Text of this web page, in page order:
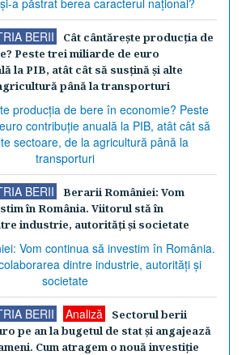
BERII
Cât cântăreşte producţia de
Peste trei miliarde de euro
la PIB, atât cât să susţină şi alte
până la transporturi
BERII
Berarii României: Vom
în România. Viitorul stă în
industrie, autorităţi şi societate
BERII Analiză
Sectorul berii
pe an la bugetul de stat şi angajează
Cum atragem o nouă investiţie